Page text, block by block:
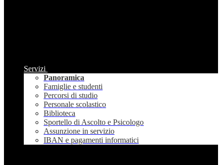
Servizi
Panoramica
Famiglie e studenti
Percorsi di studio
Personale scolastico
Biblioteca
Sportello di Ascolto e Psicologo
Assunzione in servizio
IBAN e pagamenti informatici